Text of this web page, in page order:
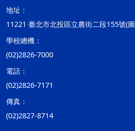
地址：
11221 臺北市北投區立農街二段155號(
學校總機：
(02)2826-7000
電話：
(02)2826-7171
傳真：
(02)2827-8714